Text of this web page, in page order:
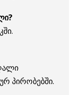
პირობებში.